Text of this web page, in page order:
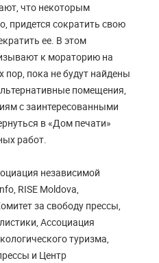
что некоторым
придется сократить свою
ее. В этом
к мораторию на
пор, пока не будут найдены
помещения,
с заинтересованными
в «Дом печати»
работ.
независимой
RISE Moldova,
за свободу прессы,
Ассоциация
туризма,
и Центр